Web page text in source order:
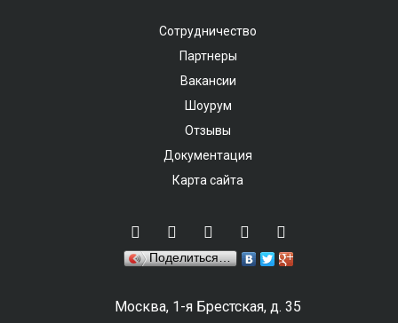
Сотрудничество
Партнеры
Вакансии
Шоурум
Отзывы
Документация
Карта сайта
Поделиться…
Москва, 1-я Брестская, д. 35